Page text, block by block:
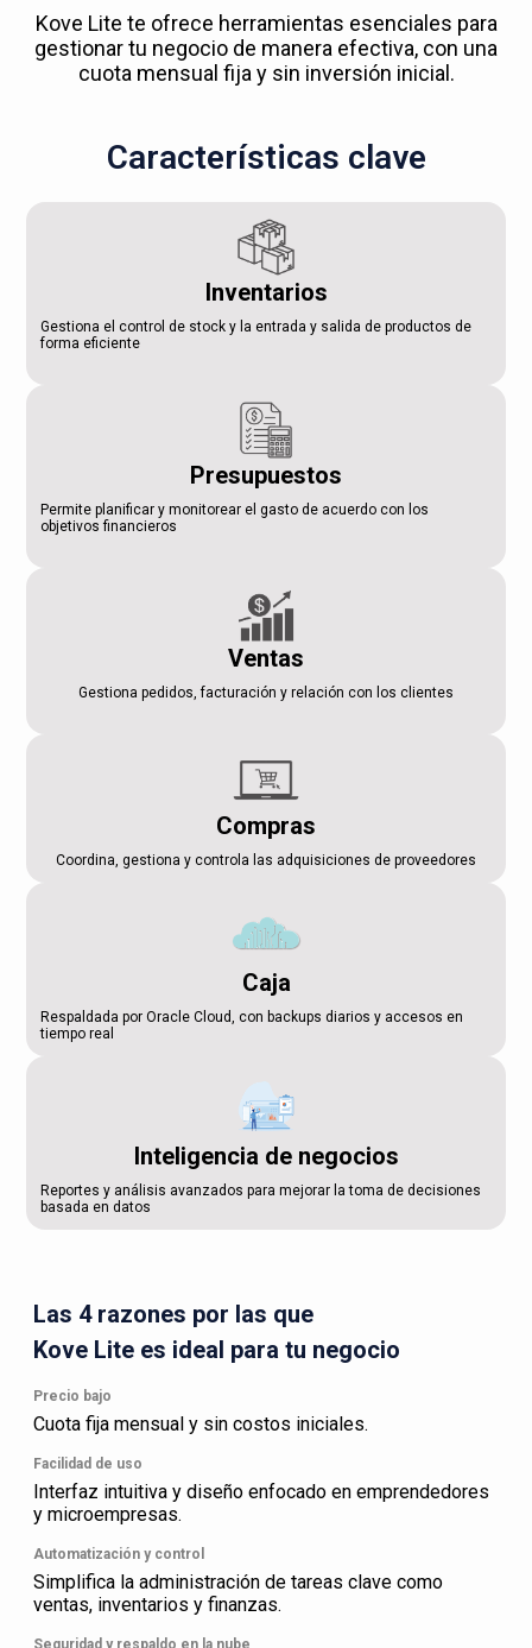
Kove Lite te ofrece herramientas esenciales para
gestionar tu negocio de manera efectiva, con una
cuota mensual fija y sin inversión inicial.
Características clave
Inventarios
Gestiona el control de stock y la entrada y salida de productos de
forma eficiente
Presupuestos
Permite planificar y monitorear el gasto de acuerdo con los
objetivos financieros
Ventas
Gestiona pedidos, facturación y relación con los clientes
Compras
Coordina, gestiona y controla las adquisiciones de proveedores
Caja
Respaldada por Oracle Cloud, con backups diarios y accesos en
tiempo real
Inteligencia de negocios
Reportes y análisis avanzados para mejorar la toma de decisiones
basada en datos
Las 4 razones por las que
Kove Lite es ideal para tu negocio
Precio bajo
Cuota fija mensual y sin costos iniciales.
Facilidad de uso
Interfaz intuitiva y diseño enfocado en emprendedores
y microempresas.
Automatización y control
Simplifica la administración de tareas clave como
ventas, inventarios y finanzas.
Seguridad y respaldo en la nube